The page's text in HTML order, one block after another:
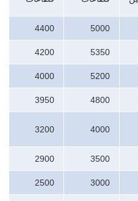
5000
4400
5350
4200
5200
4000
4800
3950
4000
3200
3500
2900
3000
2500